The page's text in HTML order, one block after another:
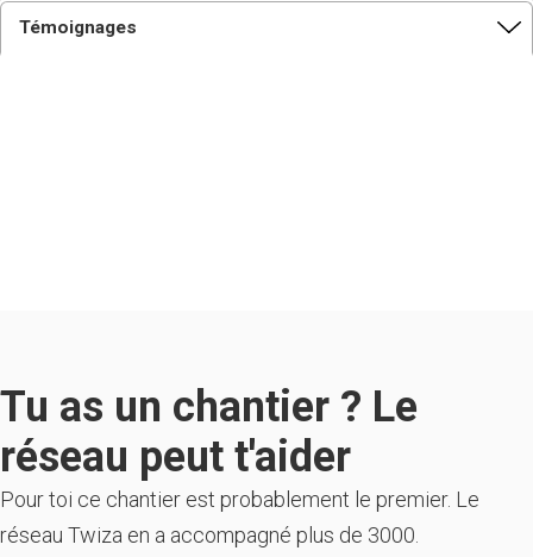
Témoignages
Tu as un chantier ? Le
réseau peut t'aider
Pour toi ce chantier est probablement le premier. Le
réseau Twiza en a accompagné plus de 3000.